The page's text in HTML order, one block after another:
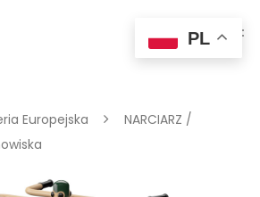
or ESC to close
Europejska
NARCIARZ /
PL